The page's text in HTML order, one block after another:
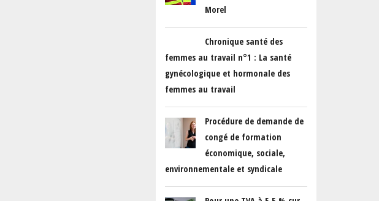
Morel
Chronique santé des
femmes au travail n°1 : La santé
gynécologique et hormonale des
femmes au travail
Procédure de demande de
congé de formation
économique, sociale,
environnementale et syndicale